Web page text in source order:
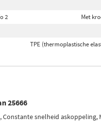
2
Met
TPE (thermoplastische
25666
snelheid askoppeling,